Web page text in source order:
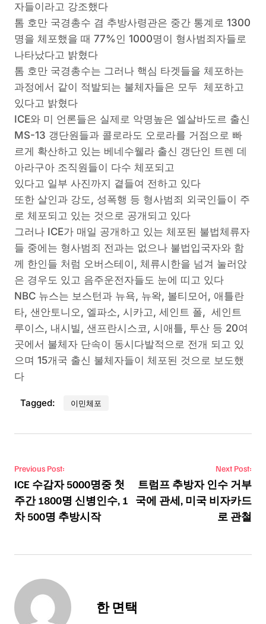
자들이라고 강조했다
톰 호만 국경총수 겸 추방사령관은 중간 통계로 1300
명을 체포했을 때 77%인 1000명이 형사범죄자들로
나타났다고 밝혔다
톰 호만 국경총수는 그러나 핵심 타겟들을 체포하는
과정에서 같이 적발되는 불체자들은 모두 체포하고
있다고 밝혔다
ICE와 미 언론들은 실제로 악명높은 엘살바도르 출신
MS-13 갱단원들과 콜로라도 오로라를 거점으로 빠
르게 확산하고 있는 베네수웰라 출신 갱단인 트렌 데
아라구아 조직원들이 다수 체포되고
있다고 일부 사진까지 곁들여 전하고 있다
또한 살인과 강도, 성폭행 등 형사범죄 외국인들이 주
로 체포되고 있는 것으로 공개되고 있다
그러나 ICE가 매일 공개하고 있는 체포된 불법체류자
들 중에는 형사범죄 전과는 없으나 불법입국자와 함
께 한인들 처럼 오버스테이, 체류시한을 넘겨 눌러앉
은 경우도 있고 음주운전자들도 눈에 띠고 있다
NBC 뉴스는 보스턴과 뉴욕, 뉴왁, 볼티모어, 애틀란
타, 샌안토니오, 엘파소, 시카고, 세인트 폴, 세인트
루이스, 내시빌, 샌프란시스코, 시애틀, 투산 등 20여
곳에서 불체자 단속이 동시다발적으로 전개 되고 있
으며 15개국 출신 불체자들이 체포된 것으로 보도했
다
Tagged: 이민체포
Post navigation
Previous Post:
ICE 수감자 5000명중 첫
주간 1800명 신병인수, 1
차 500명 추방시작
Next Post:
트럼프 추방자 인수 거부
국에 관세, 미국 비자카드
로 관철
한 면택